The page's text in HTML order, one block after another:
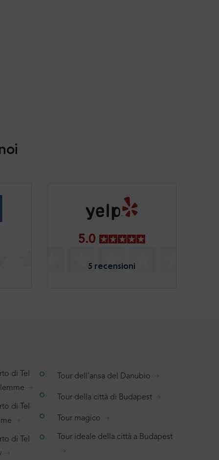
5.0
5 recensioni
di Tel
di Tel
di Tel
Tour dell’ansa del Danubio
Tour della città di Budapest
Tour magico
Tour ideale della città a Budapest